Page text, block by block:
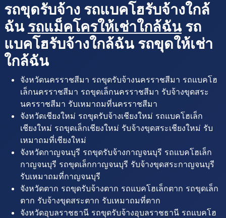
รถขุดรับจ้าง รถแบคโฮรับจ้างใกล้
ฉัน รถแม็คโครให้เช่าใกล้ฉัน รถ
แบคโฮรับจ้างใกล้ฉัน รถขุดให้เช่า
ใกล้ฉัน
จังหวัดนครราชสีมา รถขุดรับจ้างนครราชสีมา รถแบคโฮ
เล็กนครราชสีมา รถขุดเล็กนครราชสีมา รับจ้างขุดสระ
นครราชสีมา รับเหมาถมที่นครราชสีมา
จังหวัดเชียงใหม่ รถขุดรับจ้างเชียงใหม่ รถแบคโฮเล็ก
เชียงใหม่ รถขุดเล็กเชียงใหม่ รับจ้างขุดสระเชียงใหม่ รับ
เหมาถมที่เชียงใหม่
จังหวัดกาญจนบุรี รถขุดรับจ้างกาญจนบุรี รถแบคโฮเล็ก
กาญจนบุรี รถขุดเล็กกาญจนบุรี รับจ้างขุดสระกาญจนบุรี
รับเหมาถมที่กาญจนบุรี
จังหวัดตาก รถขุดรับจ้างตาก รถแบคโฮเล็กตาก รถขุดเล็ก
ตาก รับจ้างขุดสระตาก รับเหมาถมที่ตาก
จังหวัดอุบลราชธานี รถขุดรับจ้างอุบลราชธานี รถแบคโฮ